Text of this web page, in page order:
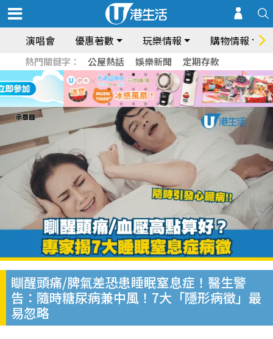
演唱會 優惠著數 玩樂情報 購物情報
熱門關鍵字： 公屋熱話 娛樂新聞 定期存款
瞓醒頭痛/脾氣差恐患睡眠窒息症！醫生警
告：隨時糖尿病兼中風！7大「隱形病徵」最
易忽略